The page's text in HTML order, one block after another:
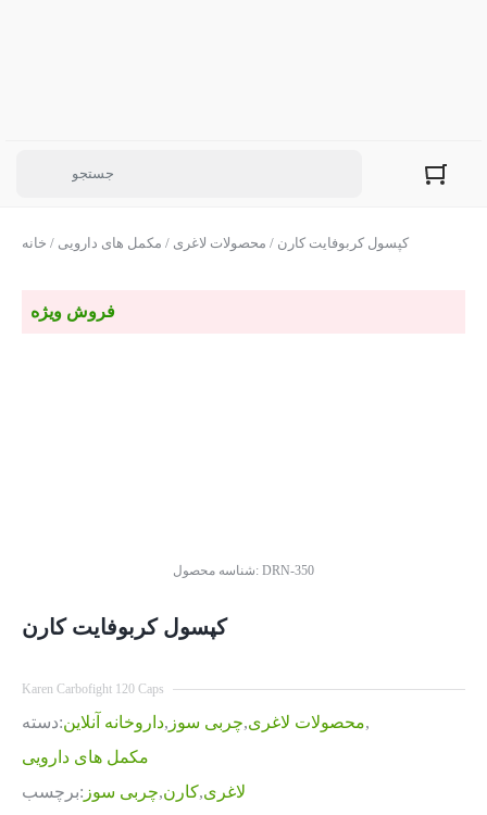
خانه / مکمل های دارویی / محصولات لاغری / کپسول کربوفایت کارن
فروش ویژه
شناسه محصول: DRN-350
کپسول کربوفایت کارن
Karen Carbofight 120 Caps
دسته:داروخانه آنلاین, چربی سوز,محصولات لاغری,
مکمل های دارویی
برچسب: چربی سوز,کارن,لاغری